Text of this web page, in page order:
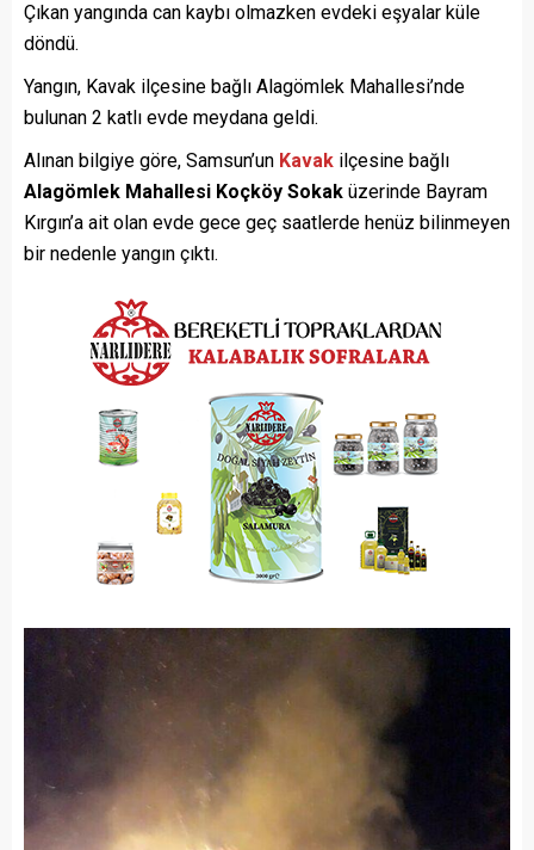
Çıkan yangında can kaybı olmazken evdeki eşyalar küle
döndü.
Yangın, Kavak ilçesine bağlı Alagömlek Mahallesi’nde
bulunan 2 katlı evde meydana geldi.
Alınan bilgiye göre, Samsun’un Kavak ilçesine bağlı
Alagömlek Mahallesi Koçköy Sokak üzerinde Bayram
Kırgın’a ait olan evde gece geç saatlerde henüz bilinmeyen
bir nedenle yangın çıktı.